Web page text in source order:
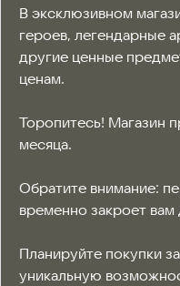
В эксклюзивном
героев, легендарные
другие ценные
ценам.
Торопитесь! Магазин
месяца.
Обратите внимание:
временно закроет
Планируйте покупки
уникальную